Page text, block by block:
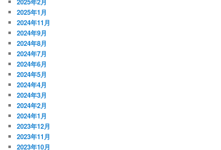
2025年2月
2025年1月
2024年11月
2024年9月
2024年8月
2024年7月
2024年6月
2024年5月
2024年4月
2024年3月
2024年2月
2024年1月
2023年12月
2023年11月
2023年10月